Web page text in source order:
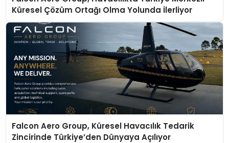
Küresel Çözüm Ortağı Olma Yolunda İlerliyor
Falcon Aero Group, Küresel Havacılık Tedarik
Zincirinde Türkiye’den Dünyaya Açılıyor